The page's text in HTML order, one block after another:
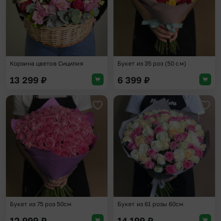
Корзина цветов Сицилия
13 299 ₽
Букет из 35 роз (50 см)
6 399 ₽
Добавить в избранное
Букет из 75 роз 50см Букет из 61 розы 60см